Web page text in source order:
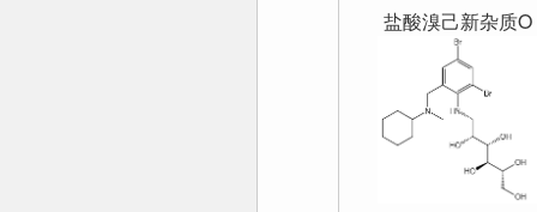
盐酸溴己新杂质O